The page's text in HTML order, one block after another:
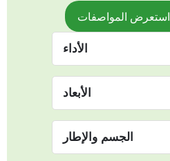
استعرض المواصفات
الأداء
الأبعاد
الجسم والإطار